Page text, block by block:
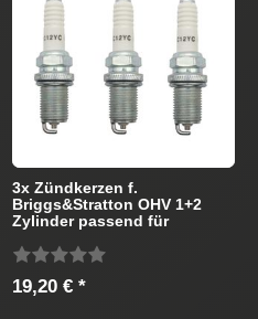
3x Zündkerzen f.
Briggs&Stratton OHV 1+2
Zylinder passend für
19,20 € *